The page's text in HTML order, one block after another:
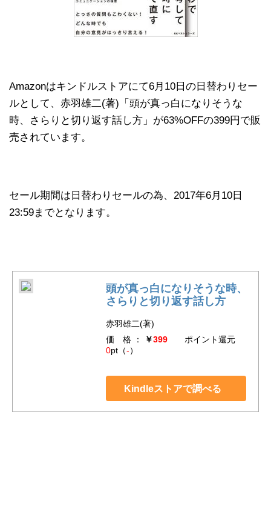
Amazonはキンドルストアにて6月10日の日替わりセー
ルとして、赤羽雄二(著)「頭が真っ白になりそうな
時、さらりと切り返す話し方」が63%OFFの399円で販
売されています。
セール期間は日替わりセールの為、2017年6月10日
23:59までとなります。
頭が真っ白になりそうな時、
さらりと切り返す話し方
赤羽雄二(著)
価 格 ：
￥399ポイント還元
0pt（-）
Kindleストアで調べる